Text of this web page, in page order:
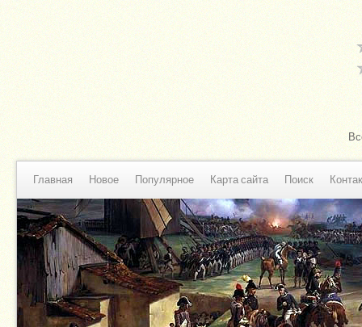
Главная Новое Популярное Карта сайта Поиск